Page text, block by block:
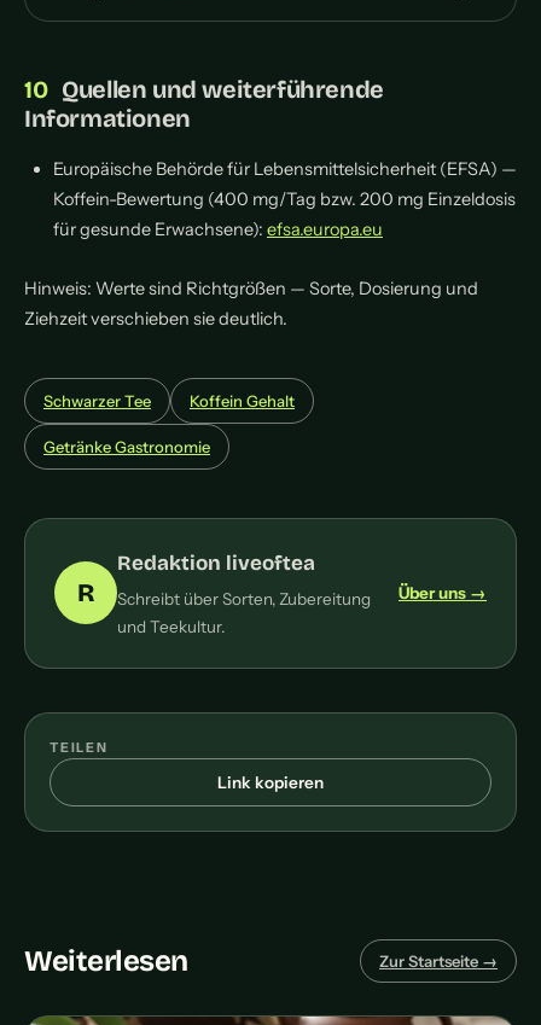
Quellen und weiterführende
Informationen
Europäische Behörde für Lebensmittelsicherheit (EFSA) —
Koffein-Bewertung (400 mg/Tag bzw. 200 mg Einzeldosis
für gesunde Erwachsene): efsa.europa.eu
Hinweis: Werte sind Richtgrößen — Sorte, Dosierung und
Ziehzeit verschieben sie deutlich.
Schwarzer Tee Koffein Gehalt
Getränke Gastronomie
R
Redaktion liveoftea
Schreibt über Sorten, Zubereitung
und Teekultur.
Über uns →
TEILEN
Link kopieren
Weiterlesen Zur Startseite →